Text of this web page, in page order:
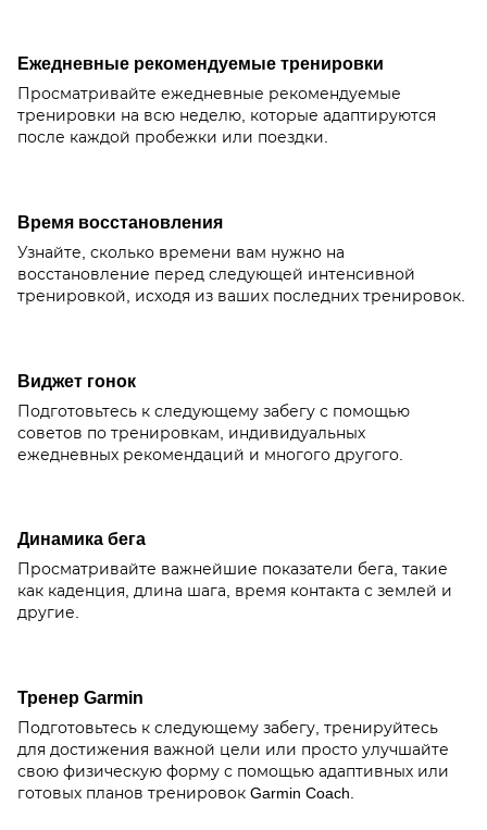
Ежедневные рекомендуемые тренировки
Просматривайте ежедневные рекомендуемые
тренировки на всю неделю, которые адаптируются
после каждой пробежки или поездки.
Время восстановления
Узнайте, сколько времени вам нужно на
восстановление перед следующей интенсивной
тренировкой, исходя из ваших последних тренировок.
Виджет гонок
Подготовьтесь к следующему забегу с помощью
советов по тренировкам, индивидуальных
ежедневных рекомендаций и многого другого.
Динамика бега
Просматривайте важнейшие показатели бега, такие
как каденция, длина шага, время контакта с землей и
другие.
Тренер Garmin
Подготовьтесь к следующему забегу, тренируйтесь
для достижения важной цели или просто улучшайте
свою физическую форму с помощью адаптивных или
готовых планов тренировок Garmin Coach.